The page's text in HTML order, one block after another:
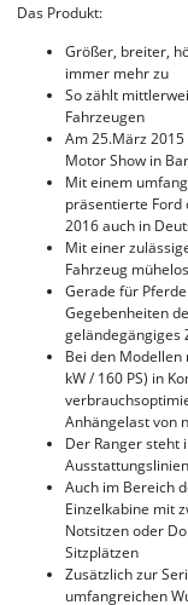
Das Produkt:
Größer, breiter,
immer mehr zu
So zählt
Fahrzeugen
Am 25.März
Motor Show in
Mit einem
präsentierte Ford
2016 auch in
Mit einer
Fahrzeug
Gerade für
Gegebenheiten
geländegängiges
Bei den Modellen
kW / 160 PS) in
Anhängelast von
Der Ranger steht
Auch im Bereich
Einzelkabine mit
Notsitzen oder
Sitzplätzen
Zusätzlich zur
umfangreichen